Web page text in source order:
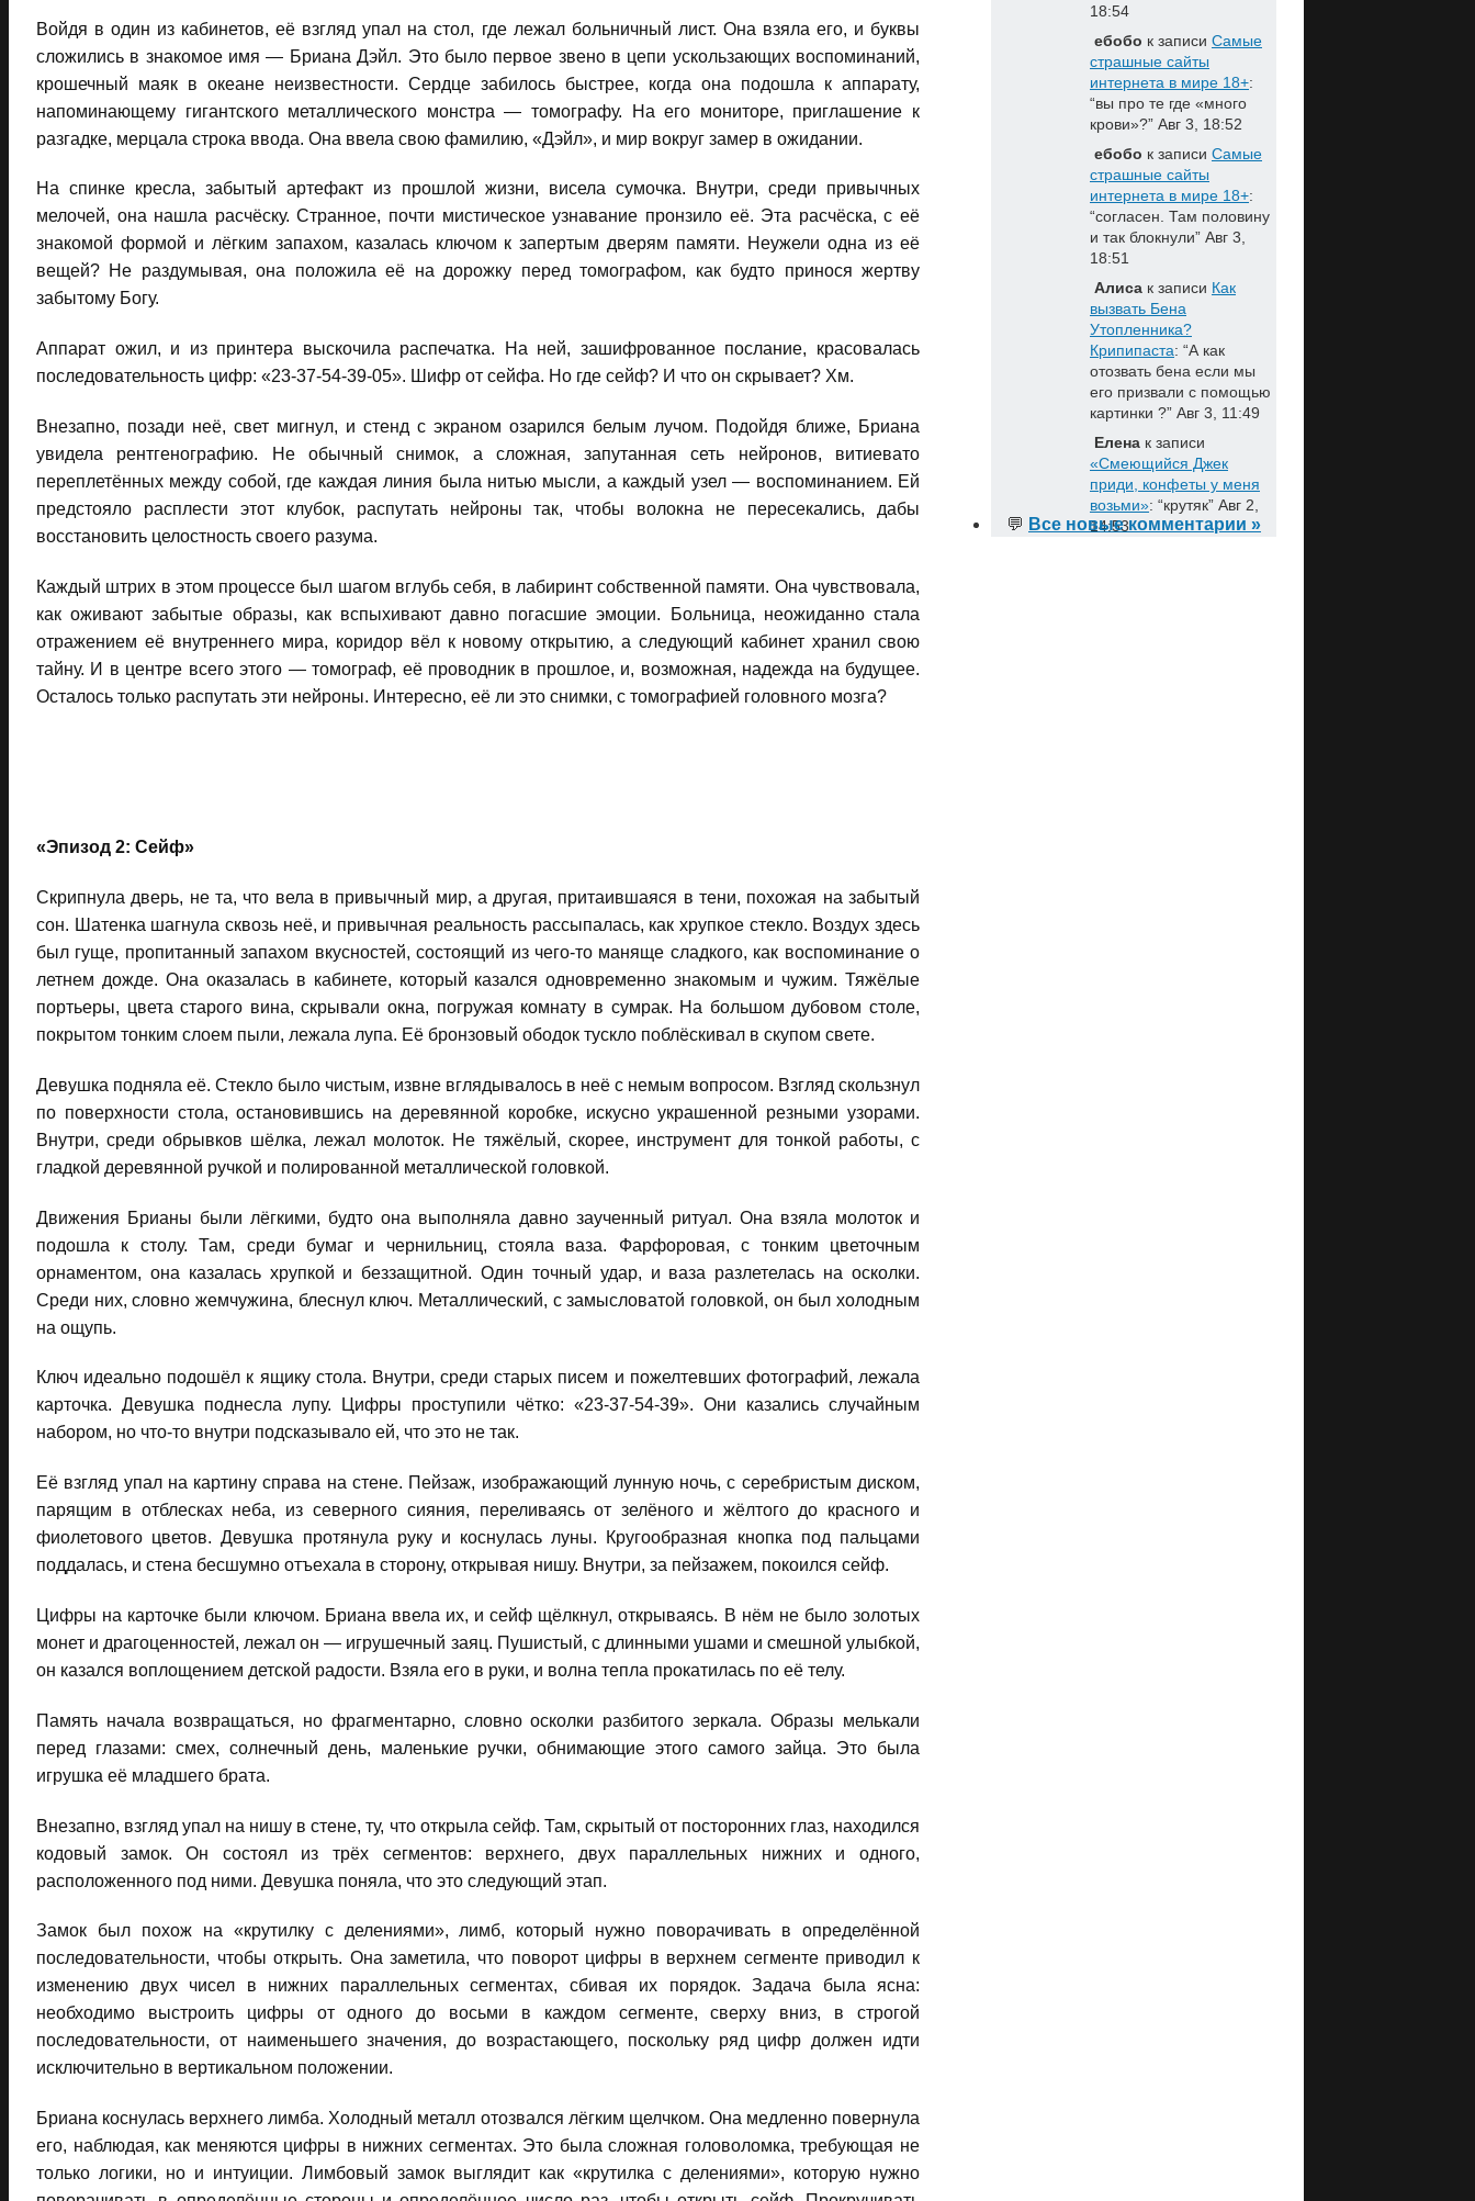
Войдя в один из кабинетов, её взгляд упал на стол, где лежал больничный лист. Она взяла его, и буквы
сложились в знакомое имя — Бриана Дэйл. Это было первое звено в цепи ускользающих воспоминаний,
крошечный маяк в океане неизвестности. Сердце забилось быстрее, когда она подошла к аппарату,
напоминающему гигантского металлического монстра — томографу. На его мониторе, приглашение к
разгадке, мерцала строка ввода. Она ввела свою фамилию, «Дэйл», и мир вокруг замер в ожидании.
На спинке кресла, забытый артефакт из прошлой жизни, висела сумочка. Внутри, среди привычных
мелочей, она нашла расчёску. Странное, почти мистическое узнавание пронзило её. Эта расчёска, с её
знакомой формой и лёгким запахом, казалась ключом к запертым дверям памяти. Неужели одна из её
вещей? Не раздумывая, она положила её на дорожку перед томографом, как будто принося жертву
забытому Богу.
Аппарат ожил, и из принтера выскочила распечатка. На ней, зашифрованное послание, красовалась
последовательность цифр: «23-37-54-39-05». Шифр от сейфа. Но где сейф? И что он скрывает? Хм.
Внезапно, позади неё, свет мигнул, и стенд с экраном озарился белым лучом. Подойдя ближе, Бриана
увидела рентгенографию. Не обычный снимок, а сложная, запутанная сеть нейронов, витиевато
переплетённых между собой, где каждая линия была нитью мысли, а каждый узел — воспоминанием. Ей
предстояло расплести этот клубок, распутать нейроны так, чтобы волокна не пересекались, дабы
восстановить целостность своего разума.
Каждый штрих в этом процессе был шагом вглубь себя, в лабиринт собственной памяти. Она чувствовала,
как оживают забытые образы, как вспыхивают давно погасшие эмоции. Больница, неожиданно стала
отражением её внутреннего мира, коридор вёл к новому открытию, а следующий кабинет хранил свою
тайну. И в центре всего этого — томограф, её проводник в прошлое, и, возможная, надежда на будущее.
Осталось только распутать эти нейроны. Интересно, её ли это снимки, с томографией головного мозга?
«Эпизод 2: Сейф»
Скрипнула дверь, не та, что вела в привычный мир, а другая, притаившаяся в тени, похожая на забытый
сон. Шатенка шагнула сквозь неё, и привычная реальность рассыпалась, как хрупкое стекло. Воздух здесь
был гуще, пропитанный запахом вкусностей, состоящий из чего-то маняще сладкого, как воспоминание о
летнем дожде. Она оказалась в кабинете, который казался одновременно знакомым и чужим. Тяжёлые
портьеры, цвета старого вина, скрывали окна, погружая комнату в сумрак. На большом дубовом столе,
покрытом тонким слоем пыли, лежала лупа. Её бронзовый ободок тускло поблёскивал в скупом свете.
Девушка подняла её. Стекло было чистым, извне вглядывалось в неё с немым вопросом. Взгляд скользнул
по поверхности стола, остановившись на деревянной коробке, искусно украшенной резными узорами.
Внутри, среди обрывков шёлка, лежал молоток. Не тяжёлый, скорее, инструмент для тонкой работы, с
гладкой деревянной ручкой и полированной металлической головкой.
Движения Брианы были лёгкими, будто она выполняла давно заученный ритуал. Она взяла молоток и
подошла к столу. Там, среди бумаг и чернильниц, стояла ваза. Фарфоровая, с тонким цветочным
орнаментом, она казалась хрупкой и беззащитной. Один точный удар, и ваза разлетелась на осколки.
Среди них, словно жемчужина, блеснул ключ. Металлический, с замысловатой головкой, он был холодным
на ощупь.
Ключ идеально подошёл к ящику стола. Внутри, среди старых писем и пожелтевших фотографий, лежала
карточка. Девушка поднесла лупу. Цифры проступили чётко: «23-37-54-39». Они казались случайным
набором, но что-то внутри подсказывало ей, что это не так.
Её взгляд упал на картину справа на стене. Пейзаж, изображающий лунную ночь, с серебристым диском,
парящим в отблесках неба, из северного сияния, переливаясь от зелёного и жёлтого до красного и
фиолетового цветов. Девушка протянула руку и коснулась луны. Кругообразная кнопка под пальцами
поддалась, и стена бесшумно отъехала в сторону, открывая нишу. Внутри, за пейзажем, покоился сейф.
Цифры на карточке были ключом. Бриана ввела их, и сейф щёлкнул, открываясь. В нём не было золотых
монет и драгоценностей, лежал он — игрушечный заяц. Пушистый, с длинными ушами и смешной улыбкой,
он казался воплощением детской радости. Взяла его в руки, и волна тепла прокатилась по её телу.
Память начала возвращаться, но фрагментарно, словно осколки разбитого зеркала. Образы мелькали
перед глазами: смех, солнечный день, маленькие ручки, обнимающие этого самого зайца. Это была
игрушка её младшего брата.
Внезапно, взгляд упал на нишу в стене, ту, что открыла сейф. Там, скрытый от посторонних глаз, находился
кодовый замок. Он состоял из трёх сегментов: верхнего, двух параллельных нижних и одного,
расположенного под ними. Девушка поняла, что это следующий этап.
Замок был похож на «крутилку с делениями», лимб, который нужно поворачивать в определённой
последовательности, чтобы открыть. Она заметила, что поворот цифры в верхнем сегменте приводил к
изменению двух чисел в нижних параллельных сегментах, сбивая их порядок. Задача была ясна:
необходимо выстроить цифры от одного до восьми в каждом сегменте, сверху вниз, в строгой
последовательности, от наименьшего значения, до возрастающего, поскольку ряд цифр должен идти
исключительно в вертикальном положении.
Бриана коснулась верхнего лимба. Холодный металл отозвался лёгким щелчком. Она медленно повернула
его, наблюдая, как меняются цифры в нижних сегментах. Это была сложная головоломка, требующая не
только логики, но и интуиции. Лимбовый замок выглядит как «крутилка с делениями», которую нужно
18:54
ебобо к записи Самые
страшные сайты
интернета в мире 18+:
“вы про те где «много
крови»?” Авг 3, 18:52
ебобо к записи Самые
страшные сайты
интернета в мире 18+:
“согласен. Там половину
и так блокнули” Авг 3,
18:51
Алиса к записи Как
вызвать Бена
Утопленника?
Крипипаста: “А как
отозвать бена если мы
его призвали с помощью
картинки ?” Авг 3, 11:49
Елена к записи
«Смеющийся Джек
приди, конфеты у меня
возьми»: “крутяк” Авг 2,
14:53
💬 Все новые комментарии »